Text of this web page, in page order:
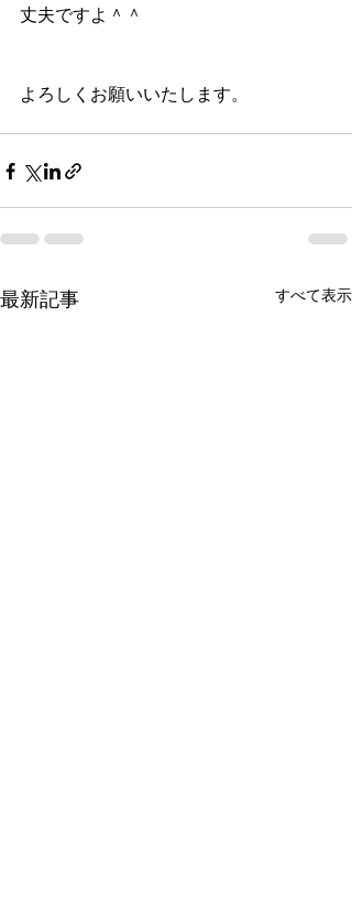
丈夫ですよ＾＾
よろしくお願いいたします。
最新記事 すべて表示